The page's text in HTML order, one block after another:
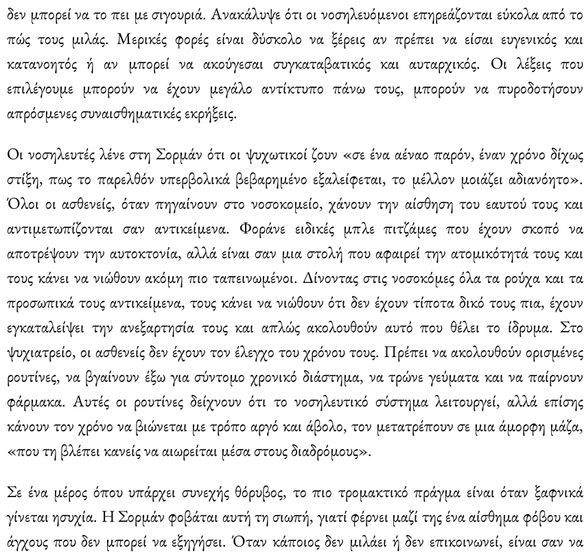
δεν μπορεί να το πει με σιγουριά. Ανακάλυψε ότι οι νοσηλευόμενοι επηρεάζονται εύκολα από το
πώς τους μιλάς. Μερικές φορές είναι δύσκολο να ξέρεις αν πρέπει να είσαι ευγενικός και
κατανοητός ή αν μπορεί να ακούγεσαι συγκαταβατικός και αυταρχικός. Οι λέξεις που
επιλέγουμε μπορούν να έχουν μεγάλο αντίκτυπο πάνω τους, μπορούν να πυροδοτήσουν
απρόσμενες συναισθηματικές εκρήξεις.
Οι νοσηλευτές λένε στη Σορμάν ότι οι ψυχωτικοί ζουν «σε ένα αέναο παρόν, έναν χρόνο δίχως
στίξη, πως το παρελθόν υπερβολικά βεβαρημένο εξαλείφεται, το μέλλον μοιάζει αδιανόητο».
Όλοι οι ασθενείς, όταν πηγαίνουν στο νοσοκομείο, χάνουν την αίσθηση του εαυτού τους και
αντιμετωπίζονται σαν αντικείμενα. Φοράνε ειδικές μπλε πιτζάμες που έχουν σκοπό να
αποτρέψουν την αυτοκτονία, αλλά είναι σαν μια στολή που αφαιρεί την ατομικότητά τους και
τους κάνει να νιώθουν ακόμη πιο ταπεινωμένοι. Δίνοντας στις νοσοκόμες όλα τα ρούχα και τα
προσωπικά τους αντικείμενα, τους κάνει να νιώθουν ότι δεν έχουν τίποτα δικό τους πια, έχουν
εγκαταλείψει την ανεξαρτησία τους και απλώς ακολουθούν αυτό που θέλει το ίδρυμα. Στο
ψυχιατρείο, οι ασθενείς δεν έχουν τον έλεγχο του χρόνου τους. Πρέπει να ακολουθούν ορισμένες
ρουτίνες, να βγαίνουν έξω για σύντομο χρονικό διάστημα, να τρώνε γεύματα και να παίρνουν
φάρμακα. Αυτές οι ρουτίνες δείχνουν ότι το νοσηλευτικό σύστημα λειτουργεί, αλλά επίσης
κάνουν τον χρόνο να βιώνεται με τρόπο αργό και άβολο, τον μετατρέπουν σε μια άμορφη μάζα,
«που τη βλέπει κανείς να αιωρείται μέσα στους διαδρόμους».
Σε ένα μέρος όπου υπάρχει συνεχής θόρυβος, το πιο τρομακτικό πράγμα είναι όταν ξαφνικά
γίνεται ησυχία. Η Σορμάν φοβάται αυτή τη σιωπή, γιατί φέρνει μαζί της ένα αίσθημα φόβου και
άγχους που δεν μπορεί να εξηγήσει. Όταν κάποιος δεν μιλάει ή δεν επικοινωνεί, είναι σαν να